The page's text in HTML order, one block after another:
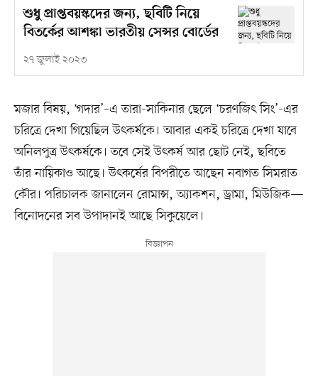
শুধু প্রাপ্তবয়স্কদের জন্য, ছবিটি নিয়ে
বিতর্কের আশঙ্কা ভারতীয় সেন্সর বোর্ডের
২৭ জুলাই ২০২৩
মজার বিষয়, ‘গদার’–এ তারা-সাকিনার ছেলে ‘চরণজিৎ সিং’-এর
চরিত্রে দেখা গিয়েছিল উৎকর্ষকে। আবার একই চরিত্রে দেখা যাবে
অনিলপুত্র উৎকর্ষকে। তবে সেই উৎকর্ষ আর ছোট নেই, ছবিতে
তাঁর নায়িকাও আছে। উৎকর্ষের বিপরীতে আছেন নবাগত সিমরাত
কৌর। পরিচালক জানালেন রোমান্স, অ্যাকশন, ড্রামা, মিউজিক—
বিনোদনের সব উপাদানই আছে সিকুয়েলে।